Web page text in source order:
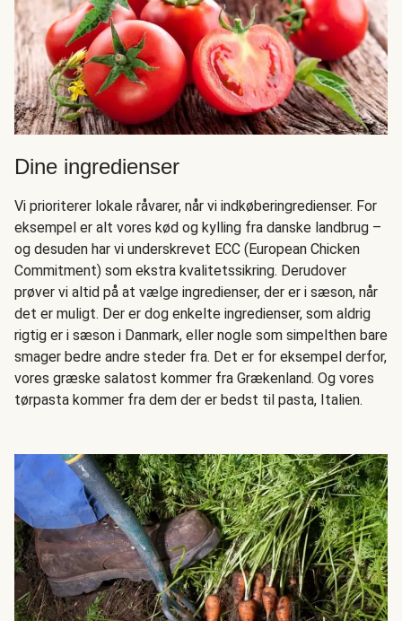
Dine ingredienser
Vi prioriterer lokale råvarer, når vi indkøberingredienser. For
eksempel er alt vores kød og kylling fra danske landbrug –
og desuden har vi underskrevet ECC (European Chicken
Commitment) som ekstra kvalitetssikring. Derudover
prøver vi altid på at vælge ingredienser, der er i sæson, når
det er muligt. Der er dog enkelte ingredienser, som aldrig
rigtig er i sæson i Danmark, eller nogle som simpelthen bare
smager bedre andre steder fra. Det er for eksempel derfor,
vores græske salatost kommer fra Grækenland. Og vores
tørpasta kommer fra dem der er bedst til pasta, Italien.